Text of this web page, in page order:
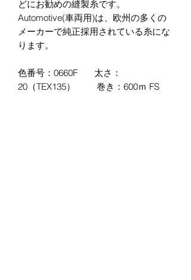
どにお勧めの縫製糸です。
Automotive(車両用)は、欧州の多くの
メーカーで純正採用されている糸にな
ります。
色番号：0660F 太さ：
20（TEX135） 巻き：600ｍ FS